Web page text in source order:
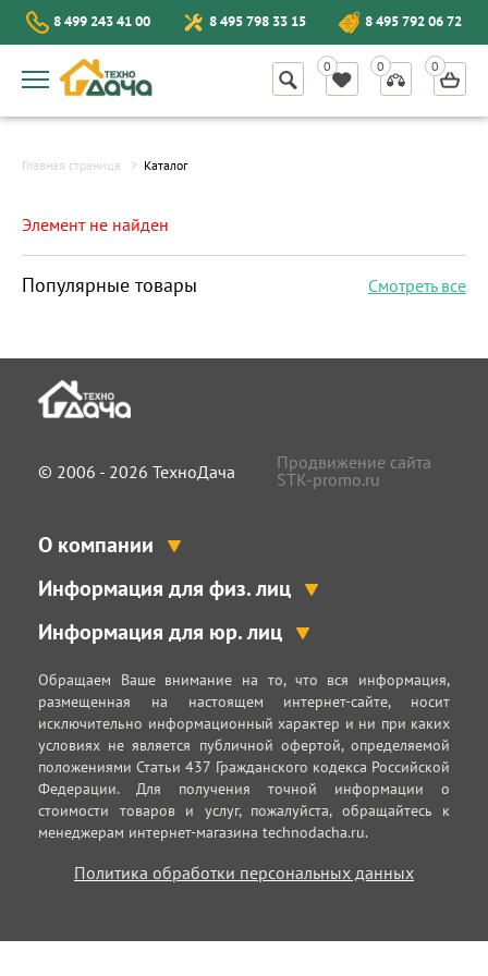
8 499 243 41 00 8 495 798 33 15 8 495 792 06 72
Главная страница Каталог
Элемент не найден
Популярные товары Смотреть все
© 2006 - 2026 ТехноДача
Продвижение сайта
STK-promo.ru
О компании
Информация для физ. лиц
Информация для юр. лиц
Обращаем Ваше внимание на то, что вся информация,
размещенная на настоящем интернет-сайте, носит
исключительно информационный характер и ни при каких
условиях не является публичной офертой, определяемой
положениями Статьи 437 Гражданского кодекса Российской
Федерации. Для получения точной информации о
стоимости товаров и услуг, пожалуйста, обращайтесь к
менеджерам интернет-магазина technodacha.ru.
Политика обработки персональных данных